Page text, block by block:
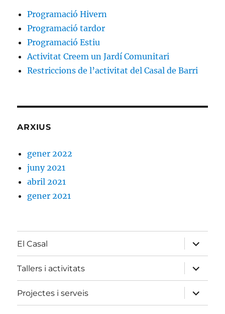
Programació Hivern
Programació tardor
Programació Estiu
Activitat Creem un Jardí Comunitari
Restriccions de l’activitat del Casal de Barri
ARXIUS
gener 2022
juny 2021
abril 2021
gener 2021
El Casal
amplia
el
menú
fill
Tallers i activitats
amplia
el
menú
fill
Projectes i serveis
amplia
el
menú